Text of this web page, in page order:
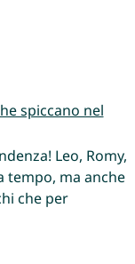
spiccano nel
Leo, Romy,
tempo, ma anche
che per